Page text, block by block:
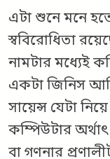
এটা শুনে মনে
স্ববিরোধিতা
নামটার মধ্যেই
একটা জিনিস
সায়েন্স যেটা
কম্পিউটার
বা গণনার